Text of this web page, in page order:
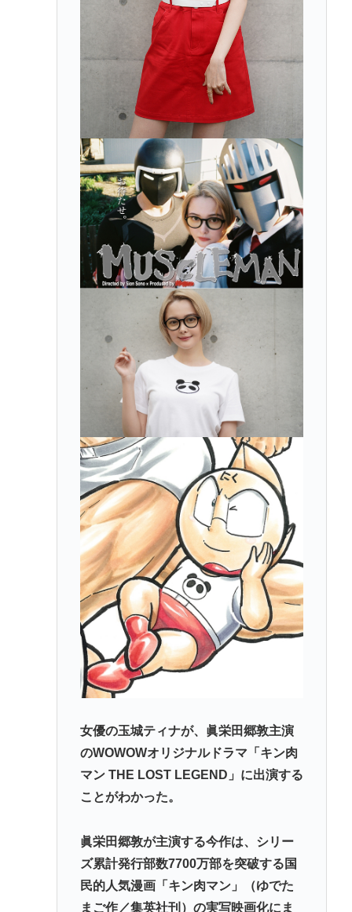
女優の玉城ティナが、眞栄田郷敦主演
のWOWOWオリジナルドラマ「キン肉
マン THE LOST LEGEND」に出演する
ことがわかった。
眞栄田郷敦が主演する今作は、シリー
ズ累計発行部数7700万部を突破する国
民的人気漫画「キン肉マン」（ゆでた
まご作／集英社刊）の実写映画化にま